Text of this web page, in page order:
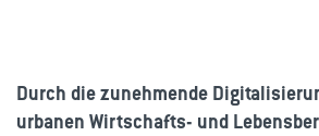
Durch die zunehmende
urbanen Wirtschafts- und